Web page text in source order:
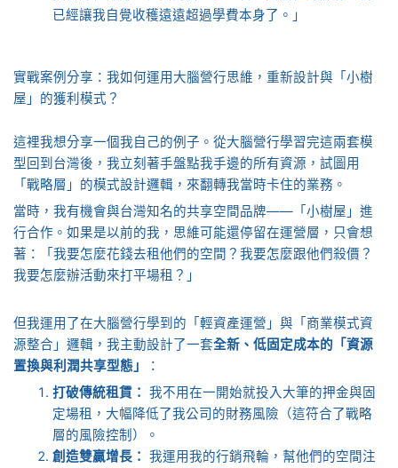
已經讓我自覺收穫遠遠超過學費本身了。」
實戰案例分享：我如何運用大腦營行思維，重新設計與「小樹
屋」的獲利模式？
這裡我想分享一個我自己的例子。從大腦營行學習完這兩套模
型回到台灣後，我立刻著手盤點我手邊的所有資源，試圖用
「戰略層」的模式設計邏輯，來翻轉我當時卡住的業務。
當時，我有機會與台灣知名的共享空間品牌——「小樹屋」進
行合作。如果是以前的我，思維可能還停留在運營層，只會想
著：「我要怎麼花錢去租他們的空間？我要怎麼跟他們殺價？
我要怎麼辦活動來打平場租？」
但我運用了在大腦營行學到的「輕資產運營」與「商業模式資
源整合」邏輯，我主動設計了一套全新、低固定成本的「資源
置換與利潤共享型態」
：
打破傳統租賃： 我不用在一開始就投入大筆的押金與固
定場租，大幅降低了我公司的財務風險（這符合了戰略
層的風險控制）。
創造雙贏增長： 我運用我的行銷飛輪，幫他們的空間注